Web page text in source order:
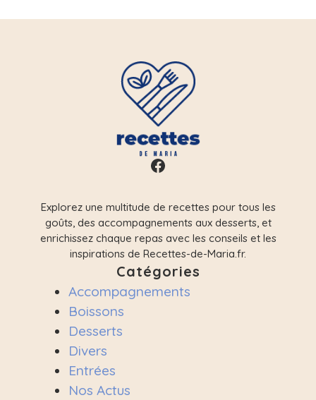
Facebook
Explorez une multitude de recettes pour tous les
goûts, des accompagnements aux desserts, et
enrichissez chaque repas avec les conseils et les
inspirations de Recettes-de-Maria.fr.
Catégories
Accompagnements
Boissons
Desserts
Divers
Entrées
Nos Actus